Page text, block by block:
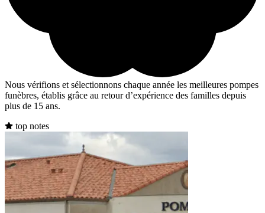
Nous vérifions et sélectionnons chaque année les meilleures pompes
funèbres, établis grâce au retour d’expérience des familles depuis
plus de 15 ans.
top notes